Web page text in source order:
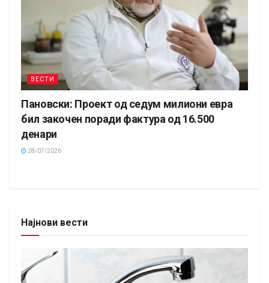
ВЕСТИ
Пановски: Проект од седум милиони евра
бил закочен поради фактура од 16.500
денари
28/07/2026
Најнови вести